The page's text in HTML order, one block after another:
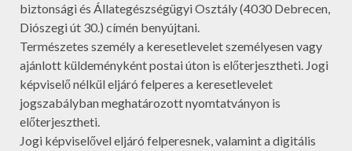
biztonsági és Állategészségügyi Osztály (4030 Debrecen,
Diószegi út 30.) címén benyújtani.
Természetes személy a keresetlevelet személyesen vagy
ajánlott küldeményként postai úton is előterjesztheti. Jogi
képviselő nélkül eljáró felperes a keresetlevelet
jogszabályban meghatározott nyomtatványon is
előterjesztheti.
Jogi képviselővel eljáró felperesnek, valamint a digitális